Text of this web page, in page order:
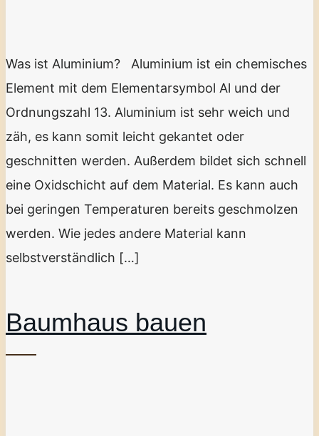
Was ist Aluminium? Aluminium ist ein chemisches
Element mit dem Elementarsymbol Al und der
Ordnungszahl 13. Aluminium ist sehr weich und
zäh, es kann somit leicht gekantet oder
geschnitten werden. Außerdem bildet sich schnell
eine Oxidschicht auf dem Material. Es kann auch
bei geringen Temperaturen bereits geschmolzen
werden. Wie jedes andere Material kann
selbstverständlich […]
Baumhaus bauen